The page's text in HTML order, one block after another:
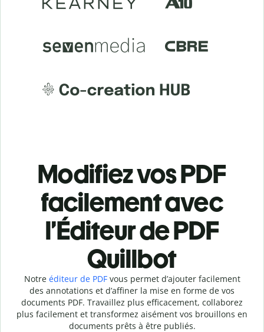
Modifiez vos PDF
facilement avec
l’Éditeur de PDF
Quillbot
Notre éditeur de PDFvous permet d’ajouter facilement
des annotations et d’affiner la mise en forme de vos
documents PDF. Travaillez plus efficacement, collaborez
plus facilement et transformez aisément vos brouillons en
documents prêts à être publiés.